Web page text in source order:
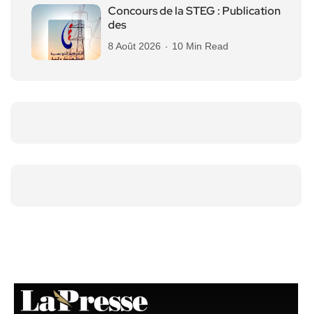
Concours de la STEG : Publication
des
8 Août 2026 10 Min Read